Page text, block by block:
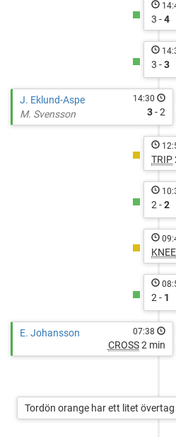
3 -4
3 -3
J. Eklund-Aspe
M. Svensson
14:30
3- 2
TRIP
2 -2
KNEE
2 - 1
E. Johansson 07:38
CROSS2 min
Tordön orange har ett litet